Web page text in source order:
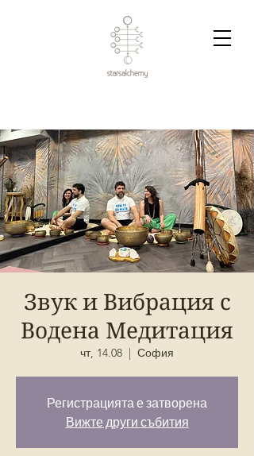
Звук и Вибрация с
Водена Медитация
чт, 14.08
  |
София
Регистрацията е затворена
Вижте други събития